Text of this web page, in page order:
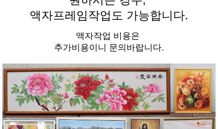
액자프레임작업도 가능합니다.
액자작업 비용은
추가비용이니 문의바랍니다.